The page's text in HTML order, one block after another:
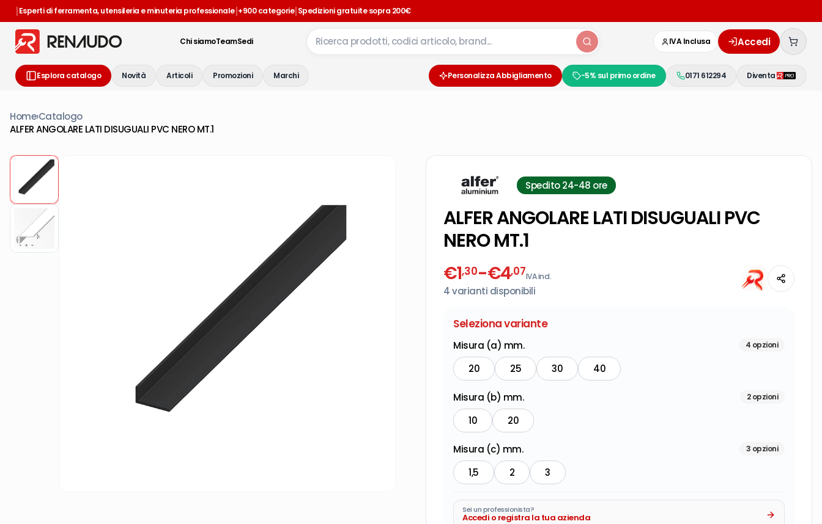
|Esperti di ferramenta, utensileria e minuteria professionale|+900 categorie|Spedizioni gratuite sopra 200€
Chi siamoTeamSedi IVA Inclusa Accedi
Esplora catalogo Novità Articoli Promozioni Marchi Personalizza Abbigliamento -5% sul primo ordine 0171 612294 Diventa
Home›Catalogo
ALFER ANGOLARE LATI DISUGUALI PVC NERO MT.1
Spedito 24-48 ore
ALFER ANGOLARE LATI DISUGUALI PVC
NERO MT.1
€1,30-€4,07IVA incl.
4varianti disponibili
Seleziona variante
Misura (a) mm. 4 opzioni
20 25 30 40
Misura (b) mm. 2 opzioni
10 20
Misura (c) mm. 3 opzioni
1,5 2 3
Sei un professionista?
Accedi o registra la tua azienda